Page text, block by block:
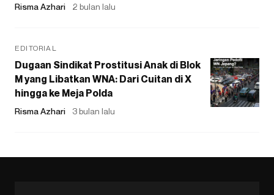
Risma Azhari 2 bulan lalu
EDITORIAL
Dugaan Sindikat Prostitusi Anak di Blok
M yang Libatkan WNA: Dari Cuitan di X
hingga ke Meja Polda
Risma Azhari 3 bulan lalu